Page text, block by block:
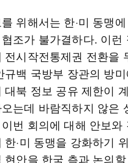
위해서는 한·미 동맹
조가 불가결하다. 이런
전시작전통제권 전환을
규백 국방부 장관의 방
대북 정보 공유 제한이
는데 바람직하지 않은
번 회의에 대해 안보와
한·미 동맹을 강화하기
현안을 한국 측과 논의